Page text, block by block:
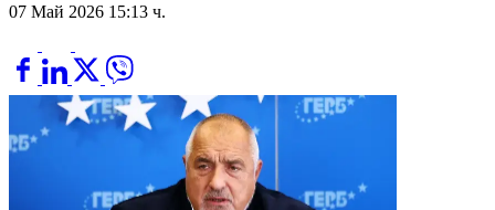
07 Май 2026 15:13 ч.